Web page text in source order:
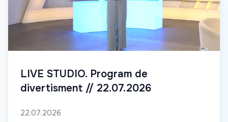
LIVE STUDIO. Program de
divertisment // 22.07.2026
22.07.2026